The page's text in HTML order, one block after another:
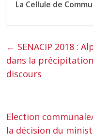
La Cellule de
← SENACIP 2018 :
dans la
discours
Election
la décision du